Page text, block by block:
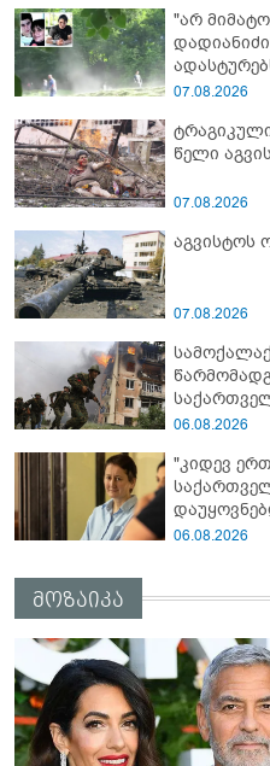
"არ
ხმა
07.08.2026
წელი
07.08.2026
აგვისტოს
07.08.2026
06.08.2026
"კიდევ
06.08.2026
მოზაიკა